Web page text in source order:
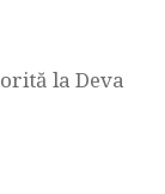
la Deva